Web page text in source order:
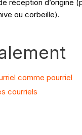
réception d’origine
ou corbeille).
comme pourriel
courriels